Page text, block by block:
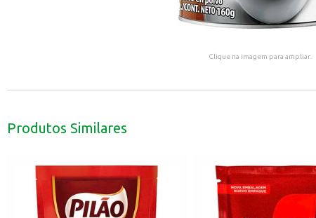
Clique na imagem para ampliar.
Produtos Similares